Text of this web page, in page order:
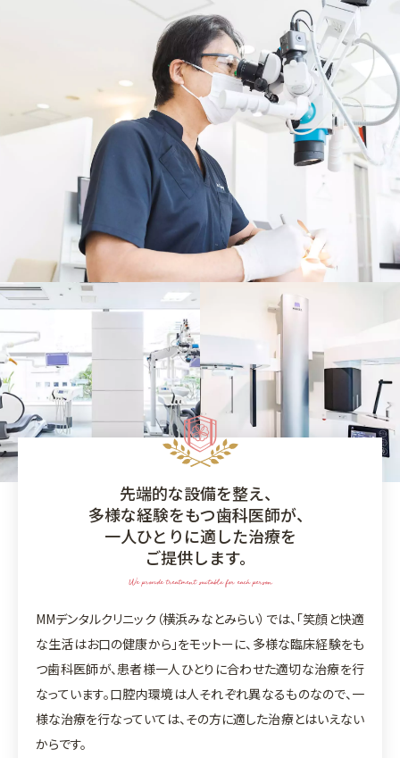
9月の日本矯正歯科学会認定医（Dr.白川）の診療は9/3（水）・
9/6（土）・9/25（木）になります
8月の日本矯正歯科学会認定医（Dr.白川）の診療は8/2（土）・
8/6（水）・8/28（木）になります
先端的な設備を整え、
多様な経験をもつ歯科医師が、
一人ひとりに適した治療を
ご提供します。
We provide treatment suitable for each person
MMデンタルクリニック（横浜みなとみらい）では、「笑顔と快適
な生活はお口の健康から」をモットーに、多様な臨床経験をも
つ歯科医師が、患者様一人ひとりに合わせた適切な治療を行
なっています。口腔内環境は人それぞれ異なるものなので、一
様な治療を行なっていては、その方に適した治療とはいえない
からです。